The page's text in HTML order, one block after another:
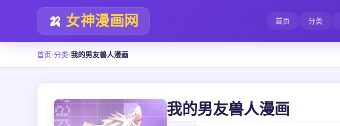
🍌 女神漫画网 首页 分类
首页›分类›我的男友兽人漫画
我的男友兽人漫画